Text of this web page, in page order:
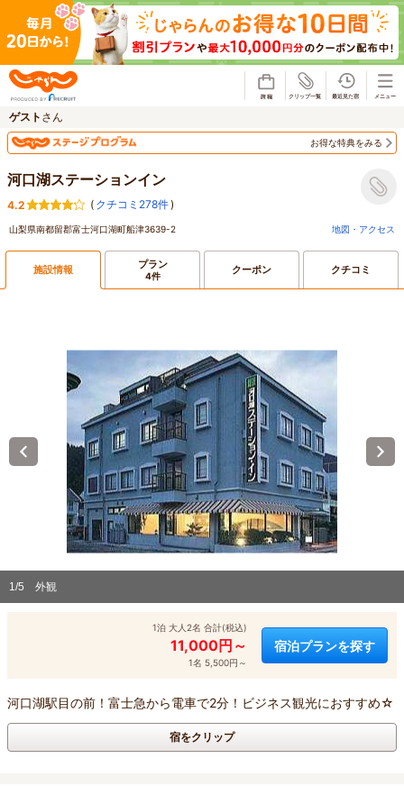
ゲスト さん
お得な特典をみる
河口湖ステーションイン
4.2 ( クチコミ278件)
山梨県南都留郡富士河口湖町船津3639-2 地図・アクセス
施設情報 プラン
4件 クーポン クチコミ
1/5 外観
1泊 大人2名 合計(税込)
11,000円～
1名 5,500円～
宿泊プランを探す
河口湖駅目の前！富士急から電車で2分！ビジネス観光におすすめ☆
宿をクリップ